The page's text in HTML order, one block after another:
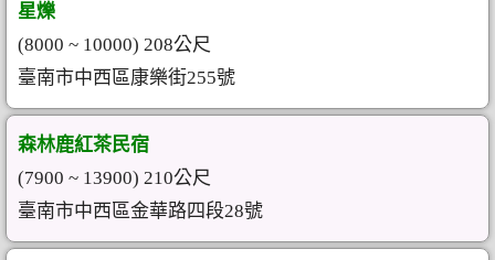
星爍
(8000 ~ 10000) 208公尺
臺南市中西區康樂街255號
森林鹿紅茶民宿
(7900 ~ 13900) 210公尺
臺南市中西區金華路四段28號